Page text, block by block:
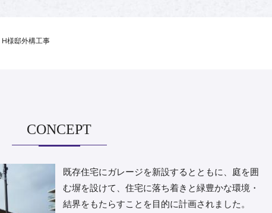
H様邸外構工事
CONCEPT
既存住宅にガレージを新設するとともに、庭を囲
む塀を設けて、住宅に落ち着きと緑豊かな環境・
結界をもたらすことを目的に計画されました。